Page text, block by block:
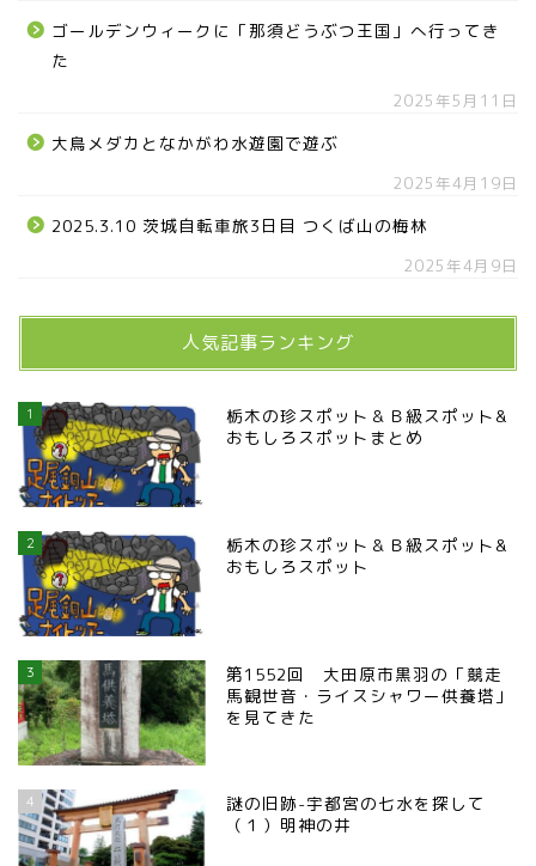
ゴールデンウィークに「那須どうぶつ王国」へ行ってき
た
2025年5月11日
大鳥メダカとなかがわ水遊園で遊ぶ
2025年4月19日
2025.3.10 茨城自転車旅3日目 つくば山の梅林
2025年4月9日
人気記事ランキング
1
栃木の珍スポット＆Ｂ級スポット&
おもしろスポットまとめ
2
栃木の珍スポット＆Ｂ級スポット&
おもしろスポット
3
第1552回 大田原市黒羽の「競走
馬観世音・ライスシャワー供養塔」
を見てきた
4
謎の旧跡-宇都宮の七水を探して
（１）明神の井